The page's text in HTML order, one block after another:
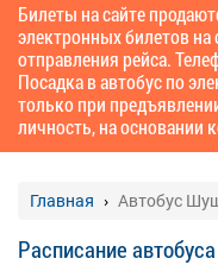
Билеты на сайте
электронных билетов на
отправления рейса.
Посадка в автобус по
только при
личность, на основании
Главная Автобус
Расписание